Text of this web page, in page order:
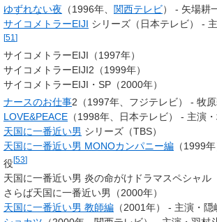
ゆずれない夜 （1996年、 関西テレビ） - 矢場耕
サイコメトラーEIJI シリーズ（日本テレビ） -
[51 ]
サイコメトラーEIJI（1997年）
サイコメトラーEIJI2（1999年）
サイコメトラーEIJI・SP（2000年）
ナースのお仕事2（1997年、フジテレビ） - 牧
LOVE&PEACE （1998年、日本テレビ） - 主演
天国に一番近い男 シリーズ（TBS）
天国に一番近い男 MONOカンパニー編 （1999
役[53]
天国に一番近い男 炎の命がけドラマスペシャル
さらば天国に一番近い男（2000年）
天国に一番近い男 教師編 （2001年） - 主演・隠